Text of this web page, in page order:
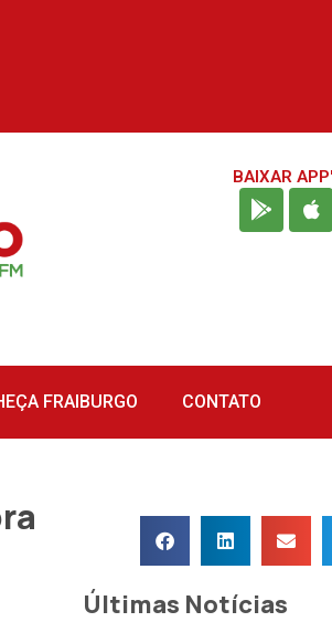
BAIXAR
FRAIBURGO CONTATO
Últimas Notícias